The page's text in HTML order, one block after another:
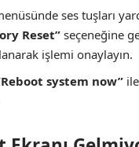
ses tuşları
Reset” seçeneğine
işlemi onaylayın.
system now”